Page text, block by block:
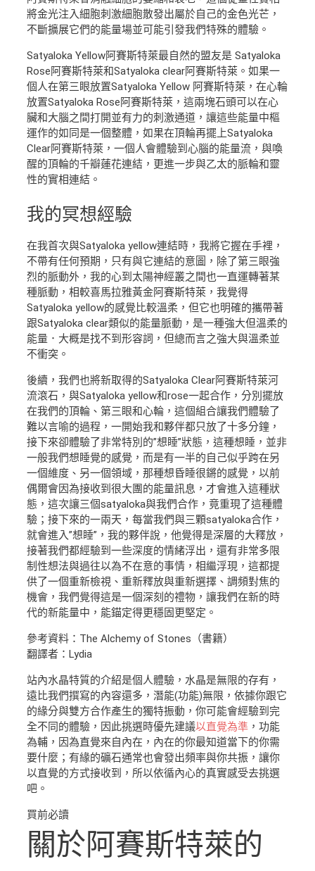
將金光注入細胞刺激細胞散發出屬於自己的金色光芒，
不斷擴展它們的能量場並可能引發我們特殊的體驗。
Satyaloka Yellow阿賽斯特萊最自然的盟友是 Satyaloka
Rose阿賽斯特萊和Satyaloka clear阿賽斯特萊。如果一
個人在第三眼放置Satyaloka Yellow 阿賽斯特萊，在心輪
放置Satyaloka Rose阿賽斯特萊，這兩塊石頭可以在心
臟和大腦之間打開並有力的刺激通道，讓這些能量中樞
運作的如同是一個整體，如果在頂輪再擺上Satyaloka
Clear阿賽斯特萊，一個人會體驗到心腦的能量流，與喚
醒的頂輪的千瓣蓮花連結，更進一步與乙太的脈輪和靈
性的實相連結。
我的冥想經驗
在我首次與Satyaloka yellow連結時，我將它握在手裡，
不帶有任何預期，只有與它連結的意圖，除了第三眼強
烈的脈動外，我的心到太陽神經叢之間也一直運轉著某
種脈動，相較喜馬拉雅黃金阿賽斯特萊，我覺得
Satyaloka yellow的感覺比較溫柔，但它也明確的攜帶著
跟Satyaloka clear類似的能量脈動，是一種強大但溫柔的
能量．大概是找不到形容詞，但總而言之強大與溫柔並
不衝突。
後續，我們也將新取得的Satyaloka Clear阿賽斯特萊河
流滾石，與Satyaloka yellow和rose一起合作，分別擺放
在我們的頂輪、第三眼和心輪，這個組合讓我們體驗了
難以言喻的過程，一開始我和夥伴都只放了十多分鐘，
接下來卻體驗了非常特別的”想睡”狀態，這種想睡，並非
一般我們想睡覺的感覺，而是有一半的自己似乎跨在另
一個維度、另一個領域，那種想昏睡很鏘的感覺，以前
偶爾會因為接收到很大團的能量訊息，才會進入這種狀
態，這次讓三個satyaloka與我們合作，竟重現了這種體
驗；接下來的一兩天，每當我們與三顆satyaloka合作，
就會進入”想睡”，我的夥伴說，他覺得是深層的大釋放，
接著我們都經驗到一些深度的情緒浮出，還有非常多限
制性想法與過往以為不在意的事情，相繼浮現，這都提
供了一個重新檢視、重新釋放與重新選擇、調頻對焦的
機會，我們覺得這是一個深刻的禮物，讓我們在新的時
代的新能量中，能錨定得更穩固更堅定。
參考資料：The Alchemy of Stones（書籍）
翻譯者：Lydia
站內水晶特質的介紹是個人體驗，水晶是無限的存有，
遠比我們撰寫的內容還多，潛能(功能)無限，依據你跟它
的緣分與雙方合作產生的獨特振動，你可能會經驗到完
全不同的體驗，因此挑選時優先建議以直覺為準 ，功能
為輔，因為直覺來自內在，內在的你最知道當下的你需
要什麼；有緣的礦石通常也會發出頻率與你共振，讓你
以直覺的方式接收到，所以依循內心的真實感受去挑選
吧。
買前必讀
關於阿賽斯特萊的